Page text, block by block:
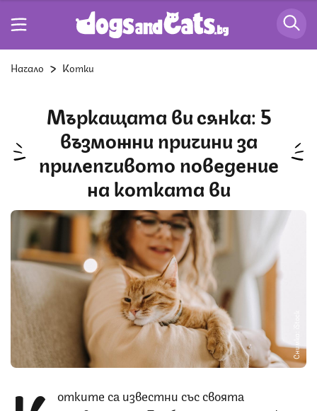
Начало Котки
Мъркащата ви сянка: 5
възможни причини за
прилепчивото поведение
на котката ви
Снимка: iStock
отките са известни със своята